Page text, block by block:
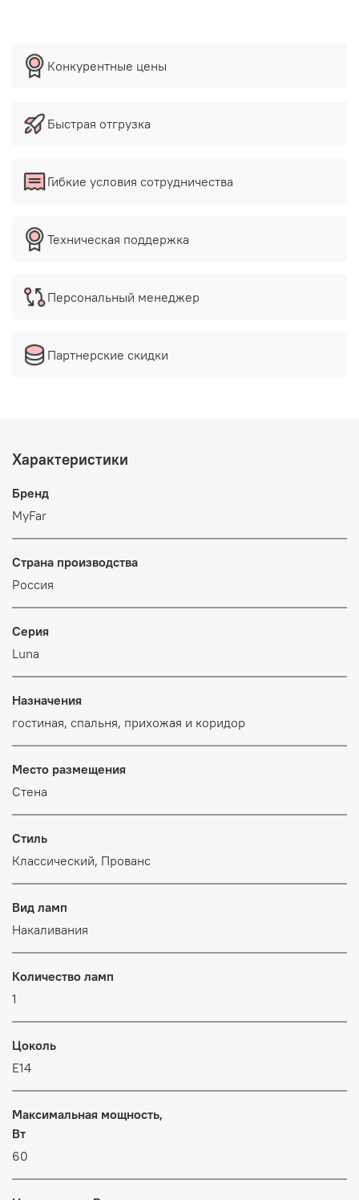
Конкурентные цены
Быстрая отгрузка
Гибкие условия сотрудничества
Техническая поддержка
Персональный менеджер
Партнерские скидки
Характеристики
Бренд
MyFar
Страна производства
Россия
Серия
Luna
Назначения
гостиная, спальня, прихожая и коридор
Место размещения
Стена
Стиль
Классический, Прованс
Вид ламп
Накаливания
Количество ламп
1
Цоколь
E14
Максимальная мощность,
Вт
60